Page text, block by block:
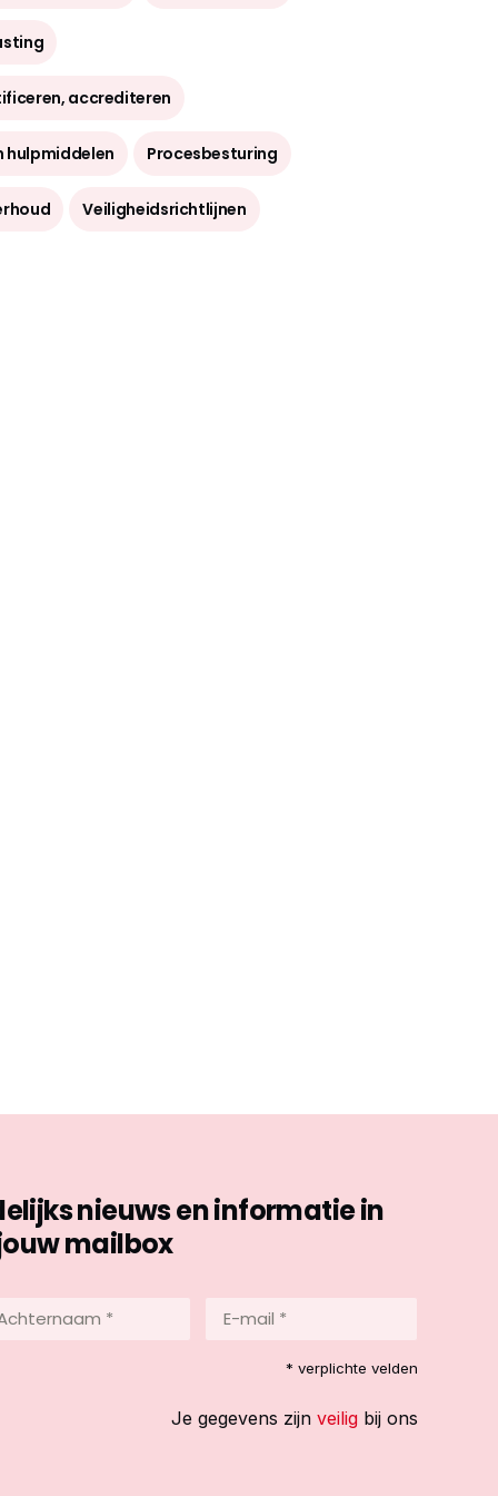
een personeelsbestand van meer
haar hoofdkantoor in Brilon, in
het Sauerland in Duitsland en
relaties lokaal te ondersteunen.
met op maat gemaakte
accrediteren
hulpmiddelen Procesbesturing
Veiligheidsrichtlijnen
nieuws en informatie in
mailbox
mail
* verplichte velden
Je gegevens zijn veilig bij ons